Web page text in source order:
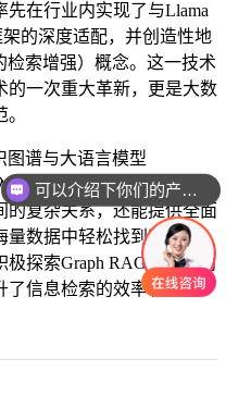
在行业内实现了与Llama
架的深度适配，并创造性地
检索增强）概念。这一技术
的一次重大革新，更是大数
图谱与大语言模型
了前所未有的智能与精
的复杂关系，还能提供全面
数据中轻松找到所需内
探索Graph RAG技术与向
了信息检索的效率和准确
可以介绍下你们的产品么